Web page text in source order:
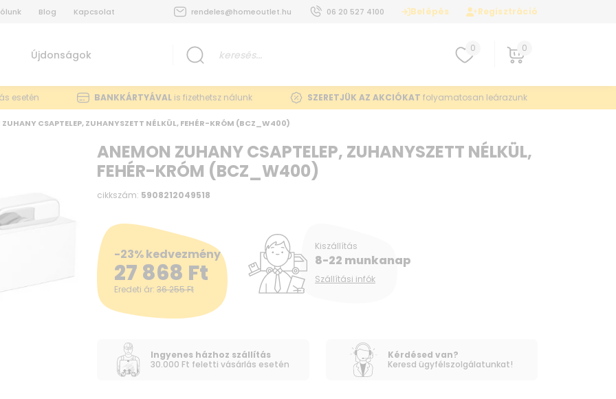
Blog Kapcsolat rendeles@homeoutlet.hu 06 20 527 4100 Belépés Regisztráció
Újdonságok
0 0
esetén BANKKÁRTYÁVAL is fizethetsz nálunk SZERETJÜK AZ AKCIÓKAT folyamatosan leárazunk
ZUHANY CSAPTELEP, ZUHANYSZETT NÉLKÜL, FEHÉR-KRÓM (BCZ_W400)
ANEMON ZUHANY CSAPTELEP, ZUHANYSZETT NÉLKÜL,
FEHÉR-KRÓM (BCZ_W400)
cikkszám: 5908212049518
-23% kedvezmény
27 868 Ft
Eredeti ár: 36 255Ft
Kiszállítás
8-22 munkanap
Szállítási infók
Ingyenes házhoz szállítás
30.000 Ft feletti vásárlás esetén
Kérdésed van?
Keresd ügyfélszolgálatunkat!